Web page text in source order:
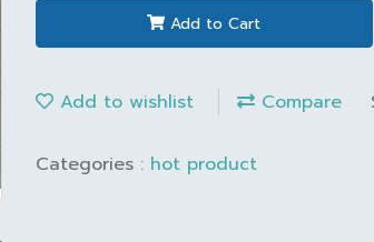
Add to Cart
Add to wishlist Compare
Categories : hot product